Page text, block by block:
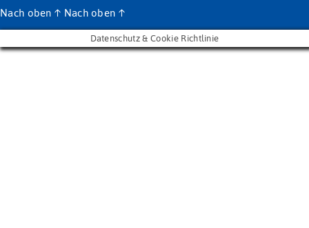
Nach oben↑ Nach oben ↑
Datenschutz & Cookie Richtlinie